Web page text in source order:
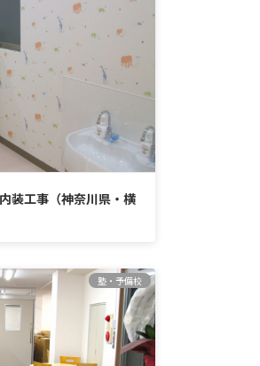
装工事（神奈川県・横
塾・予備校